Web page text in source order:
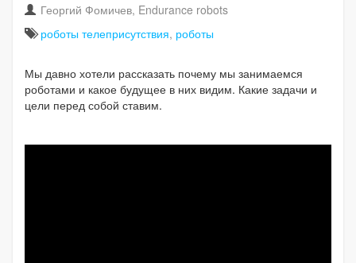
Георгий Фомичев, Endurance robots
роботы телеприсутствия, роботы
Мы давно хотели рассказать почему мы занимаемся
роботами и какое будущее в них видим. Какие задачи и
цели перед собой ставим.